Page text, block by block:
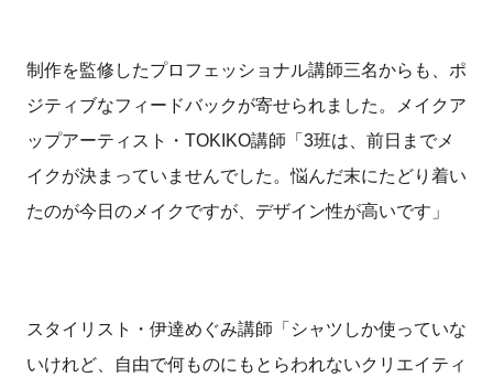
制作を監修したプロフェッショナル講師三名からも、ポ
ジティブなフィードバックが寄せられました。メイクア
ップアーティスト・TOKIKO講師「3班は、前日までメ
イクが決まっていませんでした。悩んだ末にたどり着い
たのが今日のメイクですが、デザイン性が高いです」
スタイリスト・伊達めぐみ講師「シャツしか使っていな
いけれど、自由で何ものにもとらわれないクリエイティ